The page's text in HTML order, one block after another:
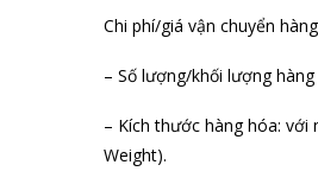
Chi phí/giá vận chuyển
– Số lượng/khối lượng
– Kích thước hàng hóa:
Weight).